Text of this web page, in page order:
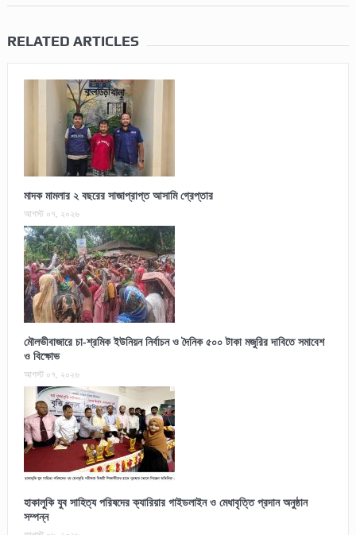
RELATED ARTICLES
মাদক মামলার ২ বছরের সাজাপ্রাপ্ত আসামি গ্রেপ্তার
আগস্ট ০৭, ২০২৬
মৌলভীবাজারে চা-শ্রমিক ইউনিয়ন নির্বাচন ও দৈনিক ৫০০ টাকা মজুরির দাবিতে সমাবেশ
ও বিক্ষোভ
আগস্ট ০৭, ২০২৬
হাকালুকি যুব সাহিত্য পরিষদের ক্যারিয়ার গাইডলাইন ও মেধাবৃত্তি প্রদান অনুষ্ঠান
সম্পন্ন